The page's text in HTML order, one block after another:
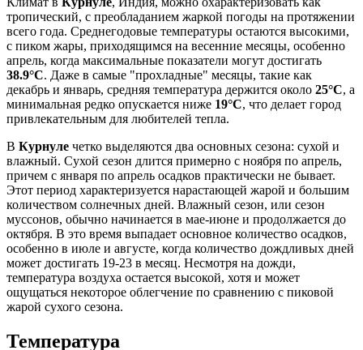
тропический, с преобладанием жаркой погоды на протяжении
всего года. Среднегодовые температуры остаются высокими,
с пиком жары, приходящимся на весенние месяцы, особенно
апрель, когда максимальные показатели могут достигать
38.9°C. Даже в самые "прохладные" месяцы, такие как
декабрь и январь, средняя температура держится около 25°C, а
минимальная редко опускается ниже 19°C, что делает город
привлекательным для любителей тепла.
В Курнуле четко выделяются два основных сезона: сухой и
влажный. Сухой сезон длится примерно с ноября по апрель,
причем с января по апрель осадков практически не бывает.
Этот период характеризуется нарастающей жарой и большим
количеством солнечных дней. Влажный сезон, или сезон
муссонов, обычно начинается в мае-июне и продолжается до
октября. В это время выпадает основное количество осадков,
особенно в июле и августе, когда количество дождливых дней
может достигать 19-23 в месяц. Несмотря на дожди,
температура воздуха остается высокой, хотя и может
ощущаться некоторое облегчение по сравнению с пиковой
жарой сухого сезона.
Температура